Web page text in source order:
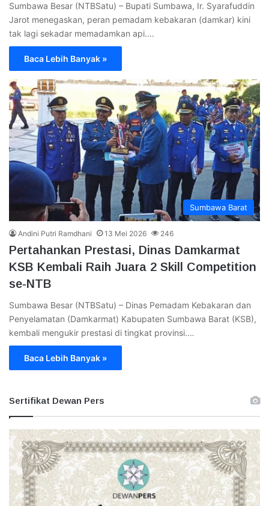
Sumbawa Besar (NTBSatu) – Bupati Sumbawa, Ir. Syarafuddin
Jarot menegaskan, peran pemadam kebakaran (damkar) kini
tak lagi sekadar memadamkan api.…
Baca Lebih Banyak »
Sumbawa Barat
Andini Putri Ramdhani 13 Mei 2026 246
Pertahankan Prestasi, Dinas Damkarmat
KSB Kembali Raih Juara 2 Skill Competition
se-NTB
Sumbawa Besar (NTBSatu) – Dinas Pemadam Kebakaran dan
Penyelamatan (Damkarmat) Kabupaten Sumbawa Barat (KSB),
kembali mengukir prestasi di tingkat provinsi.…
Baca Lebih Banyak »
Sertifikat Dewan Pers